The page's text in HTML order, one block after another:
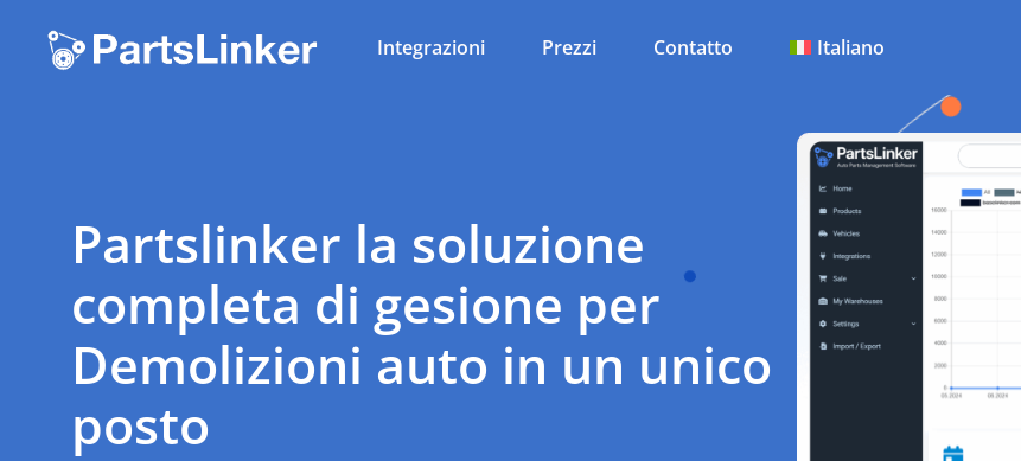
Integrazioni Prezzi Contatto Italiano
Partslinker la soluzione
completa di gesione per
Demolizioni auto in un unico
posto